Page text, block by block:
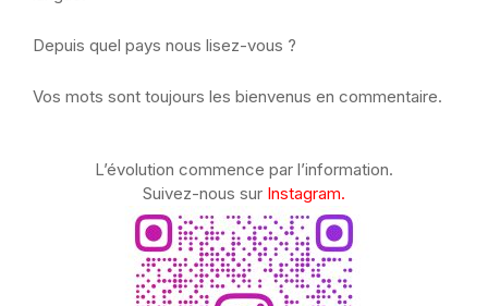
Depuis quel pays nous lisez-vous ?
Vos mots sont toujours les bienvenus en commentaire.
L’évolution commence par l’information.
Suivez-nous sur Instagram.